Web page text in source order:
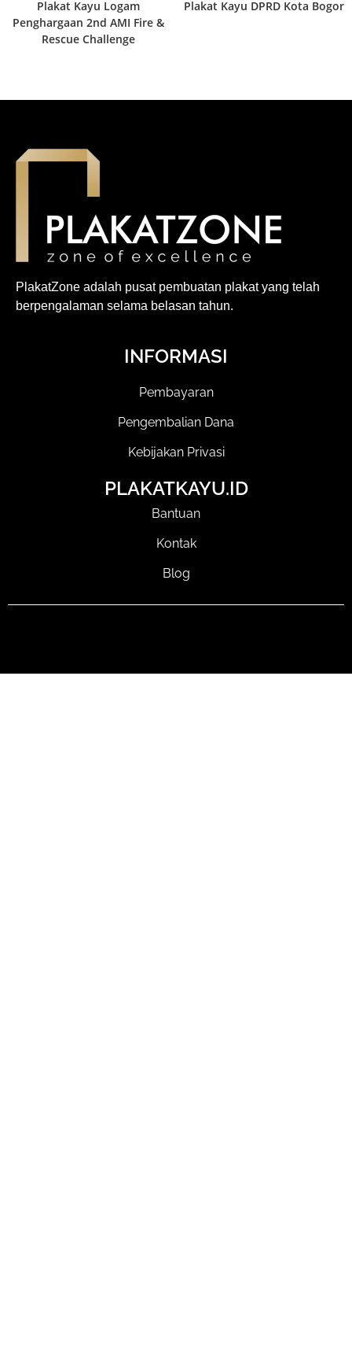
Plakat Kayu Logam
Penghargaan 2nd AMI Fire &
Rescue Challenge
Plakat Kayu DPRD Kota Bogor
PlakatZone adalah pusat pembuatan plakat yang telah
berpengalaman selama belasan tahun.
INFORMASI
Pembayaran
Pengembalian Dana
Kebijakan Privasi
PLAKATKAYU.ID
Bantuan
Kontak
Blog